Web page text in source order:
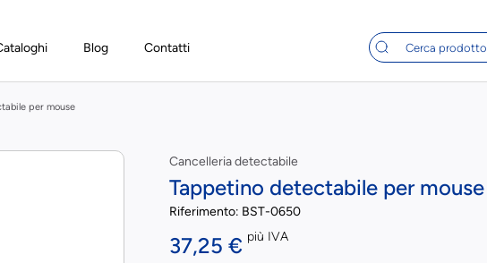
Blog Contatti
per mouse
Cancelleria detectabile
Tappetino detectabile per mouse
Riferimento: BST-0650
37,25 € più IVA